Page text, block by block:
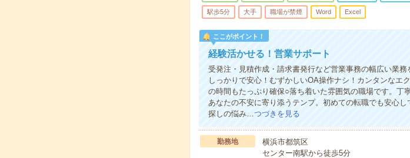
駅歩5分 大手 職場が禁煙 Word Excel
ここがポイント！
経験活かせる！営業サポート
受発注・見積作成・請求書発行など営業事務の幅広い業
しっかりで安心！むずかしいOA操作ナシ！カンタンなエ
の時間もたっぷり確保○落ち着いた雰囲気の職場です。丁
あなたの不安に寄り添うテンプ。初めての転職でも安心
探しの悩み…つづきを見る
勤務地
横浜市都筑区
センター南駅から徒歩5分